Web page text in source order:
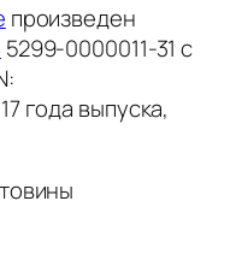
произведен
5299-0000011-31 с
года выпуска,